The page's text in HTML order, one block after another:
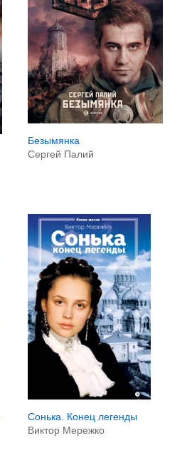
Безымянка
Сергей Палий
Сонька. Конец легенды
Виктор Мережко